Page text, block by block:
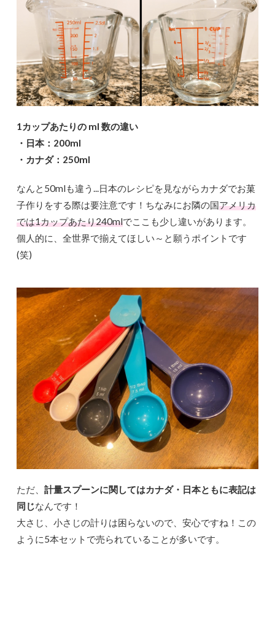
1カップあたりの ml 数の違い
・日本：200ml
・カナダ：250ml
なんと50mlも違う...日本のレシピを見ながらカナダでお菓
子作りをする際は要注意です！ちなみにお隣の国アメリカ
では1カップあたり240mlでここも少し違いがあります。
個人的に、全世界で揃えてほしい～と願うポイントです
(笑)
ただ、 計量スプーンに関してはカナダ・日本ともに表記は
同じなんです！
大さじ、小さじの計りは困らないので、安心ですね！この
ように5本セットで売られていることが多いです。